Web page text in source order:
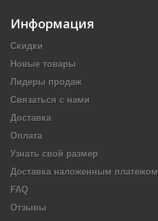
Информация
Скидки
Новые товары
Лидеры продаж
Связаться с нами
Доставка
Оплата
Узнать свой размер
Доставка наложенным платежом
FAQ
Отзывы